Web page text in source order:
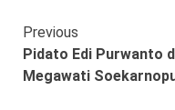
Continue
Reading
Previous
Pidato Edi Purwanto
Megawati